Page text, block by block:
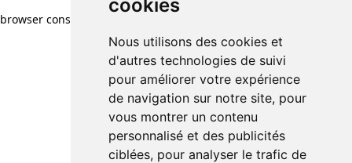
cookies
Nous utilisons des cookies et
d'autres technologies de suivi
pour améliorer votre expérience
de navigation sur notre site, pour
vous montrer un contenu
personnalisé et des publicités
ciblées, pour analyser le trafic de
browser console for more information)